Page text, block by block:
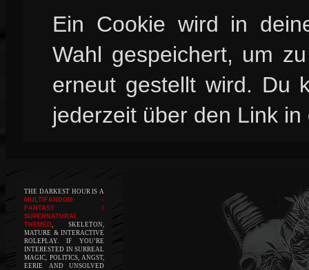
Ein Cookie wird in
Wahl gespeichert, um
erneut gestellt wird. Du
jederzeit über den Link
THE DARKEST HOUR IS A
MULTIFANDOM -
FANTASY /
SUPERNATURAL
THEMED, SKELETON,
MATURE & INTERACTIVE
ROLEPLAY. IF YOU’RE
INTERESTED IN SURREAL
MAGIC, POLITICS, ANGST,
EERIE AND UNSOLVED